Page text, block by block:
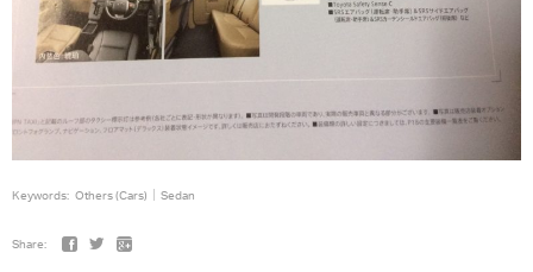
Keywords: Others (Cars) Sedan
Share: